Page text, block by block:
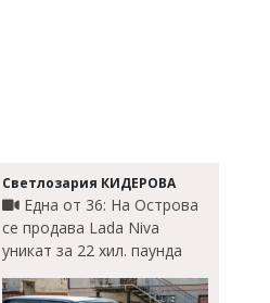
Светлозария КИДЕРОВА
Една от 36: На Острова
се продава Lada Niva
уникат за 22 хил. паунда